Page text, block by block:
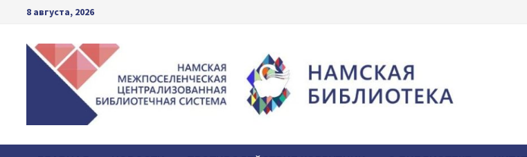
Перейти
содержимому
8 августа, 2026